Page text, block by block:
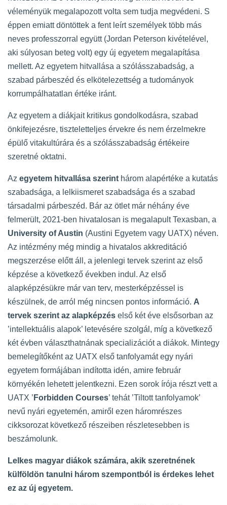
véleményük megalapozott volta sem tudja megvédeni. S
éppen emiatt döntöttek a fent leírt személyek több más
neves professzorral együtt (Jordan Peterson kivételével,
aki súlyosan beteg volt) egy új egyetem megalapítása
mellett. Az egyetem hitvallása a szólásszabadság, a
szabad párbeszéd és elkötelezettség a tudományok
korrumpálhatatlan értéke iránt.
Az egyetem a diákjait kritikus gondolkodásra, szabad
önkifejezésre, tiszteletteljes érvekre és nem érzelmekre
épülő vitakultúrára és a szólásszabadság értékeire
szeretné oktatni.
Az egyetem hitvallása szerint három alapértéke a kutatás
szabadsága, a lelkiismeret szabadsága és a szabad
társadalmi párbeszéd. Bár az ötlet már néhány éve
felmerült, 2021-ben hivatalosan is megalapult Texasban, a
University of Austin (Austini Egyetem vagy UATX) néven.
Az intézmény még mindig a hivatalos akkreditáció
megszerzése előtt áll, a jelenlegi tervek szerint az első
képzése a következő években indul. Az első
alapképzésükre már van terv, mesterképzéssel is
készülnek, de arról még nincsen pontos információ. A
tervek szerint az alapképzés első két éve elsősorban az
’intellektuális alapok’ letevésére szolgál, míg a következő
két évben választhatnának specializációt a diákok. Mintegy
bemelegítőként az UATX első tanfolyamát egy nyári
egyetem formájában indította idén, amire február
környékén lehetett jelentkezni. Ezen sorok írója részt vett a
UATX ’ Forbidden Courses’ tehát ’Tiltott tanfolyamok’
nevű nyári egyetemén, amiről ezen háromrészes
cikksorozat következő részeiben részletesebben is
beszámolunk.
Lelkes magyar diákok számára, akik szeretnének
külföldön tanulni három szempontból is érdekes lehet
ez az új egyetem.